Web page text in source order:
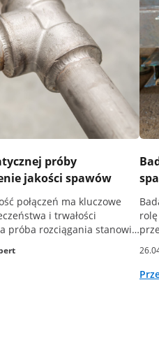
próby
jakości spawów
połączeń ma kluczowe
i trwałości
próba rozciągania stanowi…